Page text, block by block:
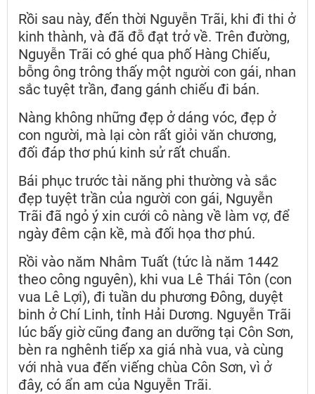
Rồi sau này, đến thời Nguyễn Trãi, khi đi thi ở
kinh thành, và đã đỗ đạt trở về. Trên đường,
Nguyễn Trãi có ghé qua phố Hàng Chiếu,
bỗng ông trông thấy một người con gái, nhan
sắc tuyệt trần, đang gánh chiếu đi bán.
Nàng không những đẹp ở dáng vóc, đẹp ở
con người, mà lại còn rất giỏi văn chương,
đối đáp thơ phú kinh sử rất chuẩn.
Bái phục trước tài năng phi thường và sắc
đẹp tuyệt trần của người con gái, Nguyễn
Trãi đã ngỏ ý xin cưới cô nàng về làm vợ, để
ngày đêm cận kề, mà đối họa thơ phú.
Rồi vào năm Nhâm Tuất (tức là năm 1442
theo công nguyên), khi vua Lê Thái Tôn (con
vua Lê Lợi), đi tuần du phương Đông, duyệt
binh ở Chí Linh, tỉnh Hải Dương. Nguyễn Trãi
lúc bấy giờ cũng đang an dưỡng tại Côn Sơn,
bèn ra nghênh tiếp xa giá nhà vua, và cùng
với nhà vua đến viếng chùa Côn Sơn, vì ở
đây, có ẩn am của Nguyễn Trãi.